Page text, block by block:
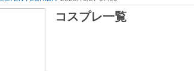
コスプレ一覧